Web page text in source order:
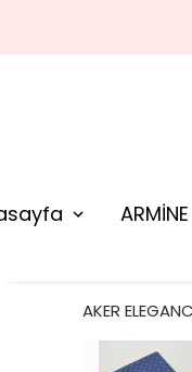
ARMİNE
AKER